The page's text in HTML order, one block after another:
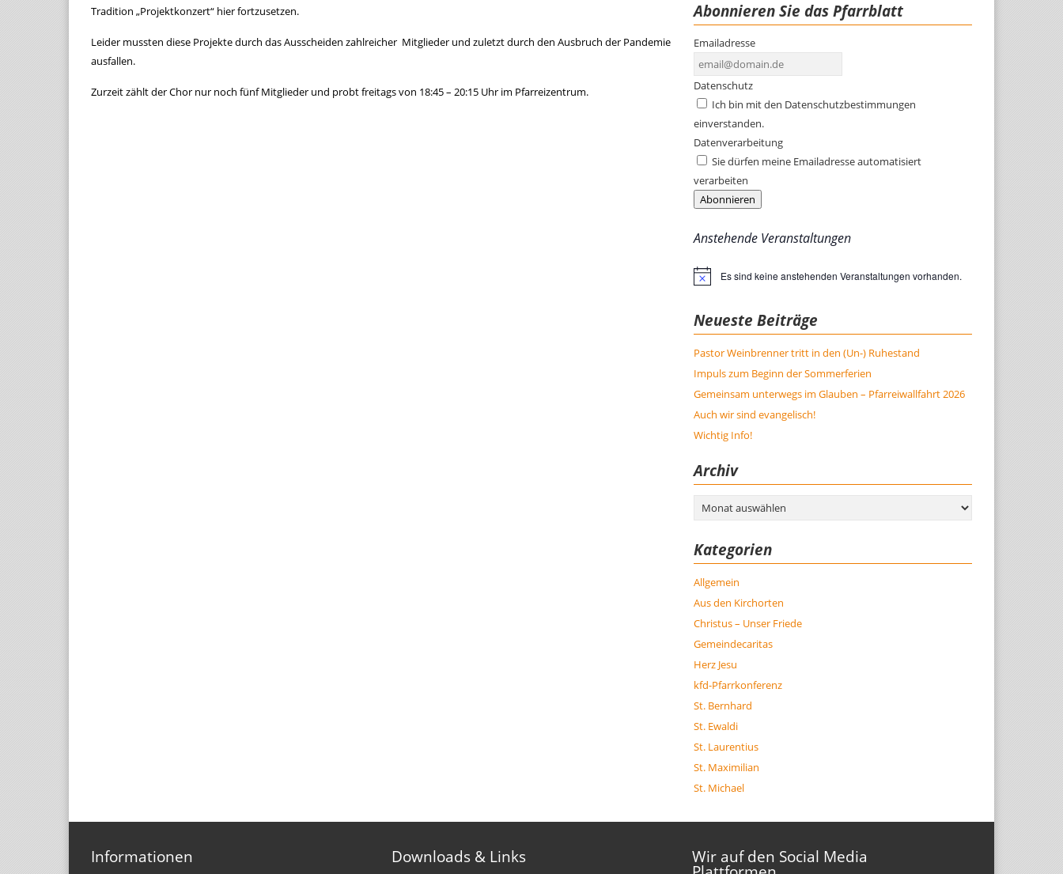
Tradition „Projektkonzert“ hier fortzusetzen.
Leider mussten diese Projekte durch das Ausscheiden zahlreicher Mitglieder und zuletzt durch den Ausbruch der Pandemie
ausfallen.
Zurzeit zählt der Chor nur noch fünf Mitglieder und probt freitags von 18:45 – 20:15 Uhr im Pfarreizentrum.
Abonnieren Sie das Pfarrblatt
Emailadresse
Datenschutz
Ich bin mit den Datenschutzbestimmungen
einverstanden.
Datenverarbeitung
Sie dürfen meine Emailadresse automatisiert
verarbeiten
Abonnieren
Anstehende Veranstaltungen
HinweisEs sind keine anstehenden Veranstaltungen vorhanden.
Neueste Beiträge
Pastor Weinbrenner tritt in den (Un-) Ruhestand
Impuls zum Beginn der Sommerferien
Gemeinsam unterwegs im Glauben – Pfarreiwallfahrt 2026
Auch wir sind evangelisch!
Wichtig Info!
Archiv
Archiv
Kategorien
Allgemein
Aus den Kirchorten
Christus – Unser Friede
Gemeindecaritas
Herz Jesu
kfd-Pfarrkonferenz
St. Bernhard
St. Ewaldi
St. Laurentius
St. Maximilian
St. Michael
Informationen Downloads & Links Wir auf den Social Media